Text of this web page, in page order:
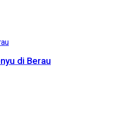
di Berau